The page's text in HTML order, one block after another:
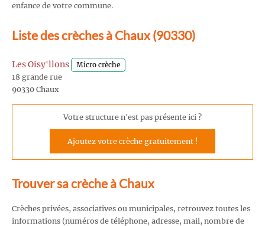
enfance de votre commune.
Liste des crèches à Chaux (90330)
Les Oisy'llons Micro crèche
18 grande rue
90330 Chaux
Votre structure n'est pas présente ici ?
Ajoutez votre crèche gratuitement !
Trouver sa crèche à Chaux
Crèches privées, associatives ou municipales, retrouvez toutes les
informations (numéros de téléphone, adresse, mail, nombre de